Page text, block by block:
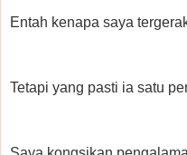
Entah kenapa saya
Tetapi yang pasti ia satu